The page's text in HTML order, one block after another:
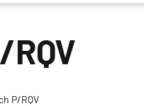
P/RQV